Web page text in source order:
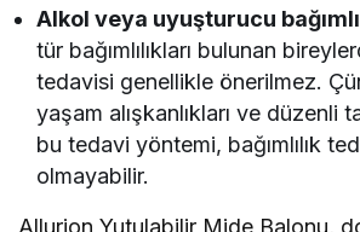
Alkol veya uyuşturucu
tür bağımlılıkları bulunan
tedavisi genellikle önerilmez.
yaşam alışkanlıkları ve düzenli
bu tedavi yöntemi, bağımlılık
olmayabilir.
Allurion Yutulabilir Mide Balonu,